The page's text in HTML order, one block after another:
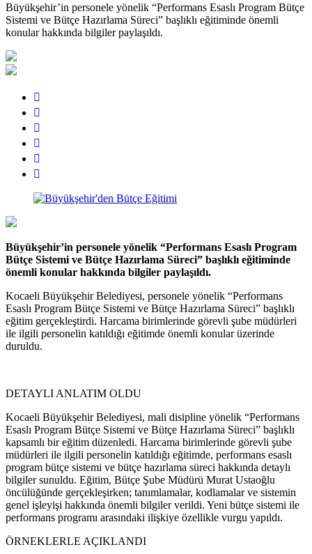
Büyükşehir’in personele yönelik “Performans Esaslı Program Bütçe
Sistemi ve Bütçe Hazırlama Süreci” başlıklı eğitiminde önemli
konular hakkında bilgiler paylaşıldı.
Büyükşehir’in personele yönelik “Performans Esaslı Program
Bütçe Sistemi ve Bütçe Hazırlama Süreci” başlıklı eğitiminde
önemli konular hakkında bilgiler paylaşıldı.
Kocaeli Büyükşehir Belediyesi, personele yönelik “Performans
Esaslı Program Bütçe Sistemi ve Bütçe Hazırlama Süreci” başlıklı
eğitim gerçekleştirdi. Harcama birimlerinde görevli şube müdürleri
ile ilgili personelin katıldığı eğitimde önemli konular üzerinde
duruldu.
DETAYLI ANLATIM OLDU
Kocaeli Büyükşehir Belediyesi, mali disipline yönelik “Performans
Esaslı Program Bütçe Sistemi ve Bütçe Hazırlama Süreci” başlıklı
kapsamlı bir eğitim düzenledi. Harcama birimlerinde görevli şube
müdürleri ile ilgili personelin katıldığı eğitimde, performans esaslı
program bütçe sistemi ve bütçe hazırlama süreci hakkında detaylı
bilgiler sunuldu. Eğitim, Bütçe Şube Müdürü Murat Ustaoğlu
öncülüğünde gerçekleşirken; tanımlamalar, kodlamalar ve sistemin
genel işleyişi hakkında önemli bilgiler verildi. Yeni bütçe sistemi ile
performans programı arasındaki ilişkiye özellikle vurgu yapıldı.
ÖRNEKLERLE AÇIKLANDI